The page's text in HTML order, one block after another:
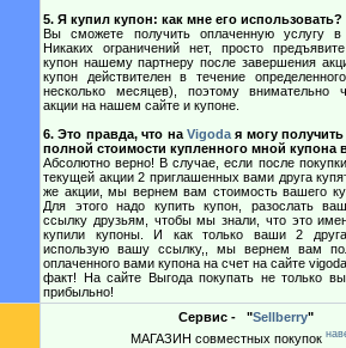
5. Я купил купон: как мне его использовать?
Вы сможете получить оплаченную услугу
Никаких ограничений нет, просто
купон нашему партнеру после завершения
купон действителен в течение
несколько месяцев), поэтому внимательно
акции на нашем сайте и купоне.
6. Это правда, что наVigodaя могу
полной стоимости купленного мной купона
Абсолютно верно! В случае, если после
текущей акции 2 приглашенных вами друга
же акции, мы вернем вам стоимость вашего
Для этого надо купить купон, разослать
ссылку друзьям, чтобы мы знали, что это
купили купоны. И как только ваши 2
использую вашу ссылку,, мы вернем вам
оплаченного вами купона на счет на сайте
факт! На сайте Выгода покупать не только
прибыльно!
Сервис - "Sellberry"
МАГАЗИН совместных покупок